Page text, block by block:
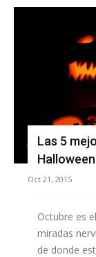
Las 5
Halloween
Oct 21, 2015
Octubre es
miradas
de donde